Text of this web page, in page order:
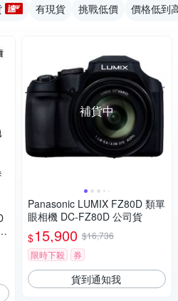
有現貨 挑戰低價 價格低到
補貨中
Panasonic LUMIX FZ80D 類單
眼相機 DC-FZ80D 公司貨
$15,900 $16,736
限時下殺
券
貨到通知我